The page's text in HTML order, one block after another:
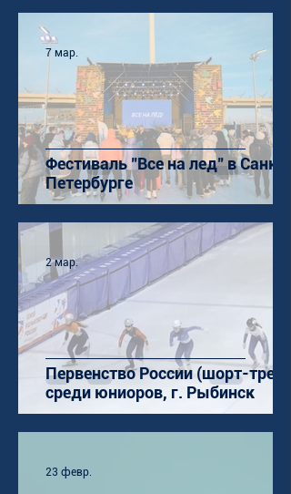
Фестиваль "Все на лед" в Санкт-
Петербурге
7 мар.
Первенство России (шорт-трек)
среди юниоров, г. Рыбинск
2 мар.
23 февр.